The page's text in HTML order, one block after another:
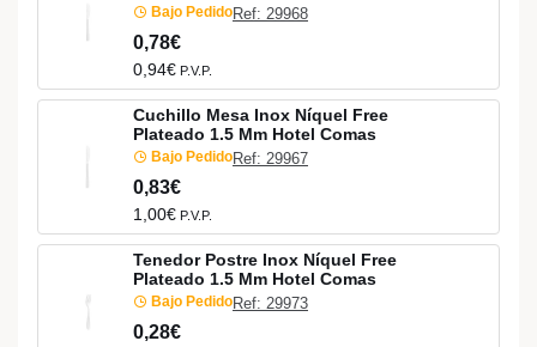
Bajo PedidoRef: 29968
0,78€
0,94€ P.V.P.
Cuchillo Mesa Inox Níquel Free
Plateado 1.5 Mm Hotel Comas
Bajo PedidoRef: 29967
0,83€
1,00€ P.V.P.
Tenedor Postre Inox Níquel Free
Plateado 1.5 Mm Hotel Comas
Bajo PedidoRef: 29973
0,28€